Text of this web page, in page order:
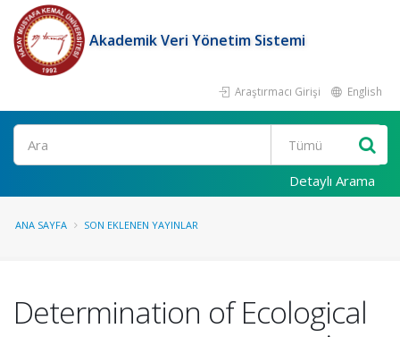
Akademik Veri Yönetim Sistemi
Araştırmacı Girişi English
Ara
Detaylı Arama
ANA SAYFA SON EKLENEN YAYINLAR
Determination of Ecological